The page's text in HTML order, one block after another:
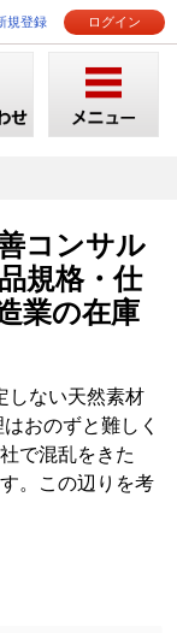
規登録 ログイン
コンサル
規格・仕
業の在庫
しない天然素材
おのずと難しく
で混乱をきた
。この辺りを考